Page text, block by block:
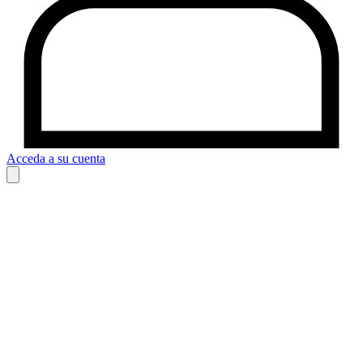
Acceda a su cuenta